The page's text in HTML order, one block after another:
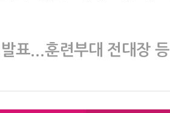
표...훈련부대 전대장